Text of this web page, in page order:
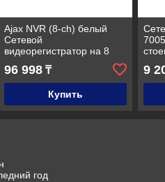
Ajax NVR (8-ch) белый
Сетевой
видеорегистратор на 8
96 998₸
Купить
9
год